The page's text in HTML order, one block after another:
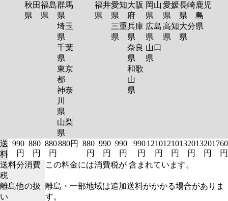
秋田
県
福島
県
群馬
県
埼玉
県
千葉
県
東京
都
神奈
川
県
山梨
県
福井
県
愛知
県
三重
県
大阪
府
兵庫
県
奈良
県
和歌
山
県
岡山
県
広島
県
山口
県
愛媛
県
高知
県
長崎
県
大分
県
鹿児
島
県
送
料
990
円
880
円
880
円
880円
880
円
990
円
990
円
990
円
1210
円
1210
円
1320
円
1320
円
1760
円
送料分消費
税
この料金には消費税が 含まれています。
離島他の扱
い
離島・一部地域は追加送料がかかる場合がありま
す。